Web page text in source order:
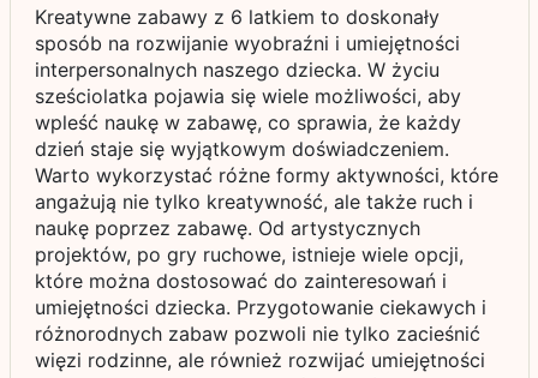
Kreatywne zabawy z 6 latkiem to doskonały
sposób na rozwijanie wyobraźni i umiejętności
interpersonalnych naszego dziecka. W życiu
sześciolatka pojawia się wiele możliwości, aby
wpleść naukę w zabawę, co sprawia, że każdy
dzień staje się wyjątkowym doświadczeniem.
Warto wykorzystać różne formy aktywności, które
angażują nie tylko kreatywność, ale także ruch i
naukę poprzez zabawę. Od artystycznych
projektów, po gry ruchowe, istnieje wiele opcji,
które można dostosować do zainteresowań i
umiejętności dziecka. Przygotowanie ciekawych i
różnorodnych zabaw pozwoli nie tylko zacieśnić
więzi rodzinne, ale również rozwijać umiejętności